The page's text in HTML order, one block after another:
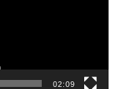
02:09